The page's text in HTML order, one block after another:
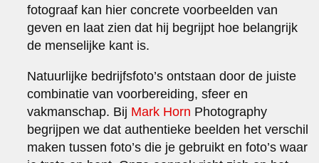
fotograaf kan hier concrete voorbeelden van
geven en laat zien dat hij begrijpt hoe belangrijk
de menselijke kant is.
Natuurlijke bedrijfsfoto’s ontstaan door de juiste
combinatie van voorbereiding, sfeer en
vakmanschap. Bij Mark Horn Photography
begrijpen we dat authentieke beelden het verschil
maken tussen foto’s die je gebruikt en foto’s waar